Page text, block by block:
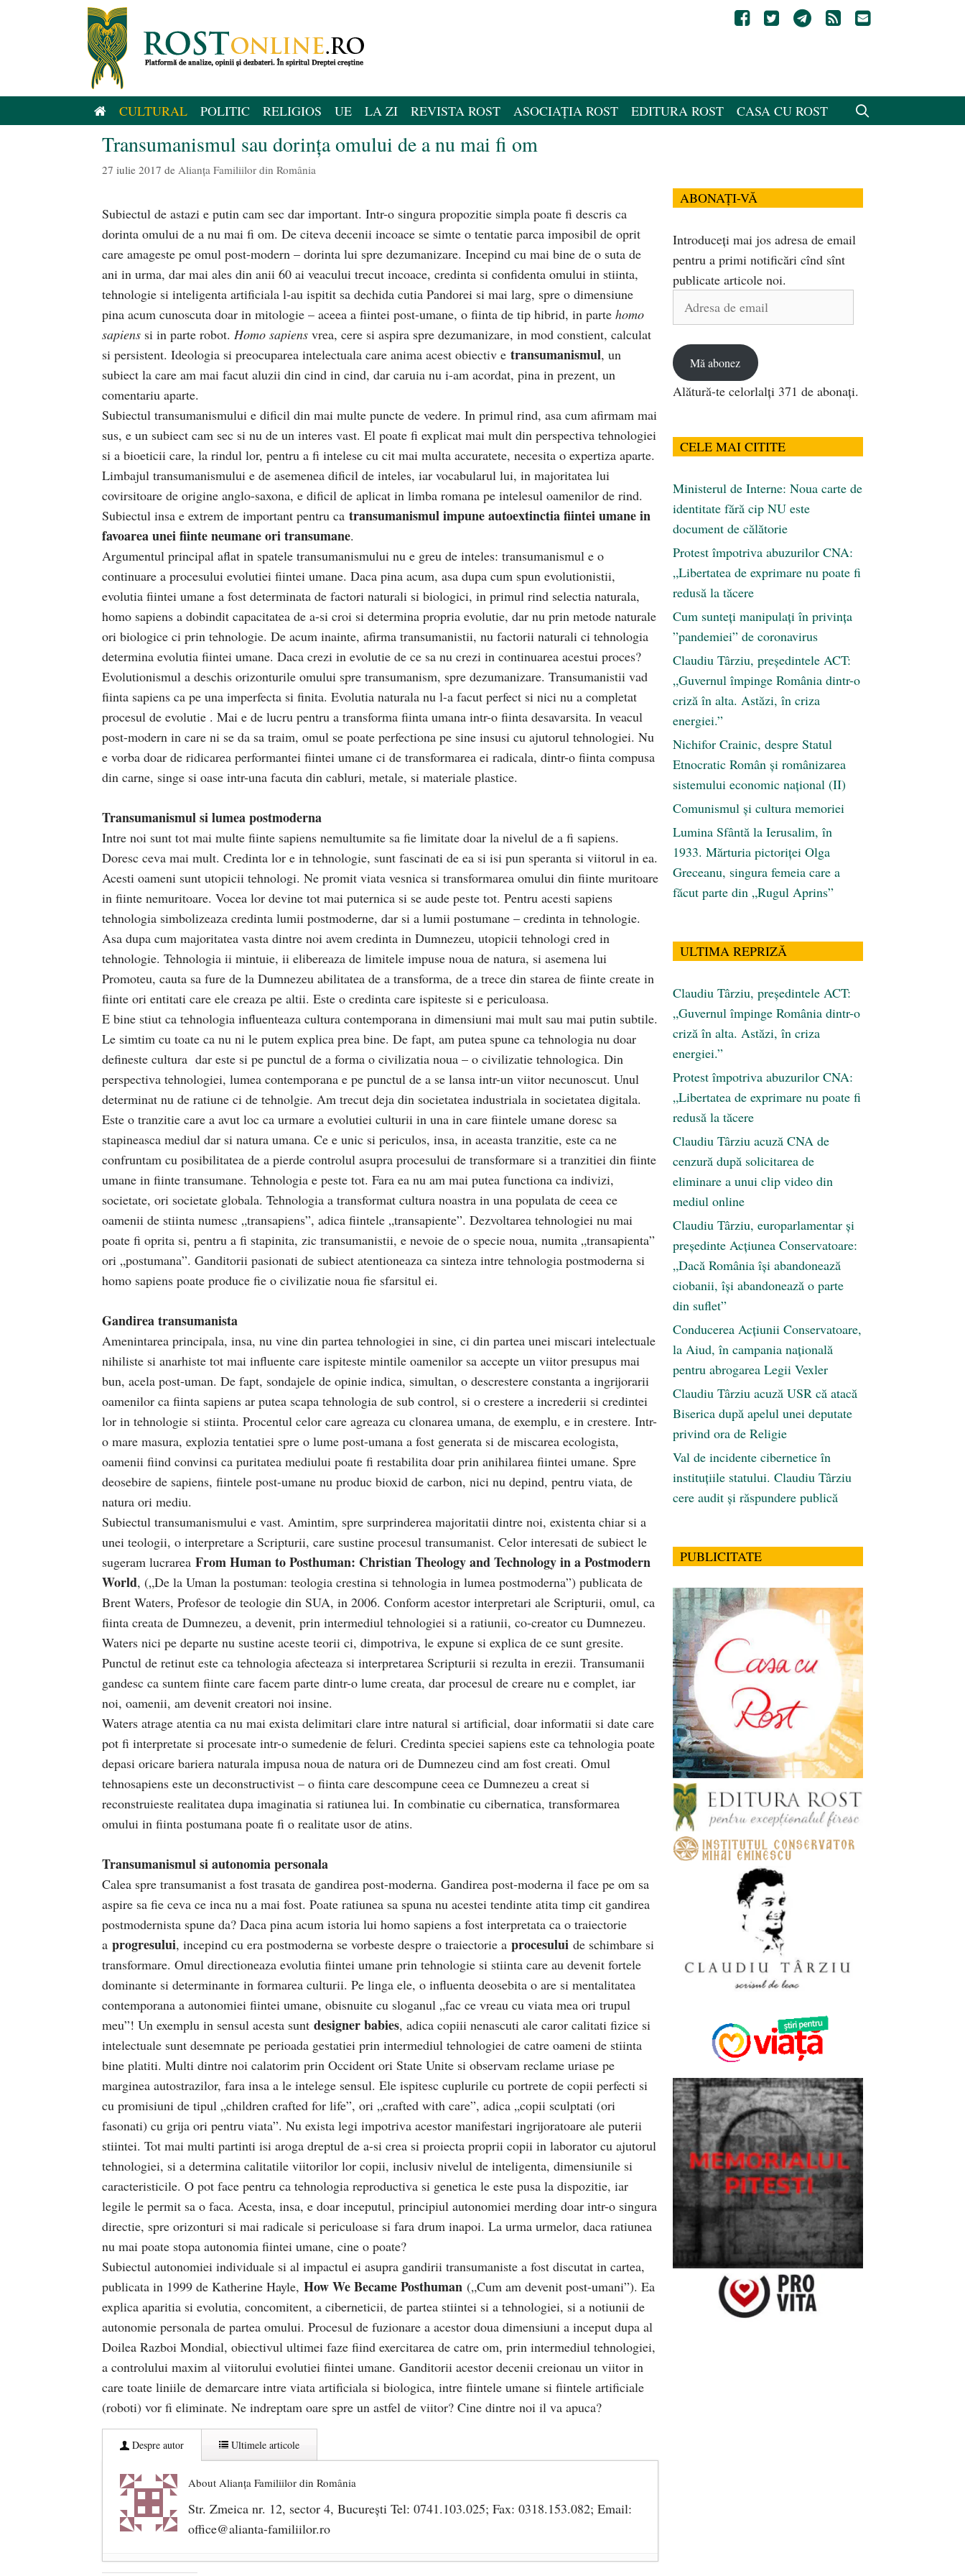
CULTURAL POLITIC RELIGIOS UE LA ZI REVISTA ROST ASOCIAȚIA ROST EDITURA ROST CASA CU ROST
Transumanismul sau dorința omului de a nu mai fi om
27 iulie 2017 de Alianţa Familiilor din România
Subiectul de astazi e putin cam sec dar important. Intr-o singura propozitie simpla poate fi descris ca
dorinta omului de a nu mai fi om. De citeva decenii incoace se simte o tentatie parca imposibil de oprit
care amageste pe omul post-modern – dorinta lui spre dezumanizare. Incepind cu mai bine de o suta de
ani in urma, dar mai ales din anii 60 ai veacului trecut incoace, credinta si confidenta omului in stiinta,
tehnologie si inteligenta artificiala l-au ispitit sa dechida cutia Pandorei si mai larg, spre o dimensiune
pina acum cunoscuta doar in mitologie – aceea a fiintei post-umane, o fiinta de tip hibrid, in parte homo
sapiens si in parte robot. Homo sapiens vrea, cere si aspira spre dezumanizare, in mod constient, calculat
si persistent. Ideologia si preocuparea intelectuala care anima acest obiectiv e transumanismul, un
subiect la care am mai facut aluzii din cind in cind, dar caruia nu i-am acordat, pina in prezent, un
comentariu aparte.
Subiectul transumanismului e dificil din mai multe puncte de vedere. In primul rind, asa cum afirmam mai
sus, e un subiect cam sec si nu de un interes vast. El poate fi explicat mai mult din perspectiva tehnologiei
si a bioeticii care, la rindul lor, pentru a fi intelese cu cit mai multa accuratete, necesita o expertiza aparte.
Limbajul transumanismului e de asemenea dificil de inteles, iar vocabularul lui, in majoritatea lui
covirsitoare de origine anglo-saxona, e dificil de aplicat in limba romana pe intelesul oamenilor de rind.
Subiectul insa e extrem de important pentru ca transumanismul impune autoextinctia fiintei umane in
favoarea unei fiinte neumane ori transumane.
Argumentul principal aflat in spatele transumanismului nu e greu de inteles: transumanismul e o
continuare a procesului evolutiei fiintei umane. Daca pina acum, asa dupa cum spun evolutionistii,
evolutia fiintei umane a fost determinata de factori naturali si biologici, in primul rind selectia naturala,
homo sapiens a dobindit capacitatea de a-si croi si determina propria evolutie, dar nu prin metode naturale
ori biologice ci prin tehnologie. De acum inainte, afirma transumanistii, nu factorii naturali ci tehnologia
determina evolutia fiintei umane. Daca crezi in evolutie de ce sa nu crezi in continuarea acestui proces?
Evolutionismul a deschis orizonturile omului spre transumanism, spre dezumanizare. Transumanistii vad
fiinta sapiens ca pe una imperfecta si finita. Evolutia naturala nu l-a facut perfect si nici nu a completat
procesul de evolutie . Mai e de lucru pentru a transforma fiinta umana intr-o fiinta desavarsita. In veacul
post-modern in care ni se da sa traim, omul se poate perfectiona pe sine insusi cu ajutorul tehnologiei. Nu
e vorba doar de ridicarea performantei fiintei umane ci de transformarea ei radicala, dintr-o fiinta compusa
din carne, singe si oase intr-una facuta din cabluri, metale, si materiale plastice.
Transumanismul si lumea postmoderna
Intre noi sunt tot mai multe fiinte sapiens nemultumite sa fie limitate doar la nivelul de a fi sapiens.
Doresc ceva mai mult. Credinta lor e in tehnologie, sunt fascinati de ea si isi pun speranta si viitorul in ea.
Acesti oameni sunt utopicii tehnologi. Ne promit viata vesnica si transformarea omului din fiinte muritoare
in fiinte nemuritoare. Vocea lor devine tot mai puternica si se aude peste tot. Pentru acesti sapiens
tehnologia simbolizeaza credinta lumii postmoderne, dar si a lumii postumane – credinta in tehnologie.
Asa dupa cum majoritatea vasta dintre noi avem credinta in Dumnezeu, utopicii tehnologi cred in
tehnologie. Tehnologia ii mintuie, ii elibereaza de limitele impuse noua de natura, si asemena lui
Promoteu, cauta sa fure de la Dumnezeu abilitatea de a transforma, de a trece din starea de fiinte create in
fiinte ori entitati care ele creaza pe altii. Este o credinta care ispiteste si e periculoasa.
E bine stiut ca tehnologia influenteaza cultura contemporana in dimensiuni mai mult sau mai putin subtile.
Le simtim cu toate ca nu ni le putem explica prea bine. De fapt, am putea spune ca tehnologia nu doar
defineste cultura dar este si pe punctul de a forma o civilizatia noua – o civilizatie tehnologica. Din
perspectiva tehnologiei, lumea contemporana e pe punctul de a se lansa intr-un viitor necunoscut. Unul
determinat nu de ratiune ci de tehnolgie. Am trecut deja din societatea industriala in societatea digitala.
Este o tranzitie care a avut loc ca urmare a evolutiei culturii in una in care fiintele umane doresc sa
stapineasca mediul dar si natura umana. Ce e unic si periculos, insa, in aceasta tranzitie, este ca ne
confruntam cu posibilitatea de a pierde controlul asupra procesului de transformare si a tranzitiei din fiinte
umane in fiinte transumane. Tehnologia e peste tot. Fara ea nu am mai putea functiona ca indivizi,
societate, ori societate globala. Tehnologia a transformat cultura noastra in una populata de ceea ce
oamenii de stiinta numesc „transapiens”, adica fiintele „transapiente”. Dezvoltarea tehnologiei nu mai
poate fi oprita si, pentru a fi stapinita, zic transumanistii, e nevoie de o specie noua, numita „transapienta”
ori „postumana”. Ganditorii pasionati de subiect atentioneaza ca sinteza intre tehnologia postmoderna si
homo sapiens poate produce fie o civilizatie noua fie sfarsitul ei.
Gandirea transumanista
Amenintarea principala, insa, nu vine din partea tehnologiei in sine, ci din partea unei miscari intelectuale
nihiliste si anarhiste tot mai influente care ispiteste mintile oamenilor sa accepte un viitor presupus mai
bun, acela post-uman. De fapt, sondajele de opinie indica, simultan, o descrestere constanta a ingrijorarii
oamenilor ca fiinta sapiens ar putea scapa tehnologia de sub control, si o crestere a increderii si credintei
lor in tehnologie si stiinta. Procentul celor care agreaza cu clonarea umana, de exemplu, e in crestere. Intr-
o mare masura, explozia tentatiei spre o lume post-umana a fost generata si de miscarea ecologista,
oamenii fiind convinsi ca puritatea mediului poate fi restabilita doar prin anihilarea fiintei umane. Spre
deosebire de sapiens, fiintele post-umane nu produc bioxid de carbon, nici nu depind, pentru viata, de
natura ori mediu.
Subiectul transumanismului e vast. Amintim, spre surprinderea majoritatii dintre noi, existenta chiar si a
unei teologii, o interpretare a Scripturii, care sustine procesul transumanist. Celor interesati de subiect le
sugeram lucrarea From Human to Posthuman: Christian Theology and Technology in a Postmodern
World, („De la Uman la postuman: teologia crestina si tehnologia in lumea postmoderna”) publicata de
Brent Waters, Profesor de teologie din SUA, in 2006. Conform acestor interpretari ale Scripturii, omul, ca
fiinta creata de Dumnezeu, a devenit, prin intermediul tehnologiei si a ratiunii, co-creator cu Dumnezeu.
Waters nici pe departe nu sustine aceste teorii ci, dimpotriva, le expune si explica de ce sunt gresite.
Punctul de retinut este ca tehnologia afecteaza si interpretarea Scripturii si rezulta in erezii. Transumanii
gandesc ca suntem fiinte care facem parte dintr-o lume creata, dar procesul de creare nu e complet, iar
noi, oamenii, am devenit creatori noi insine.
Waters atrage atentia ca nu mai exista delimitari clare intre natural si artificial, doar informatii si date care
pot fi interpretate si procesate intr-o sumedenie de feluri. Credinta speciei sapiens este ca tehnologia poate
depasi oricare bariera naturala impusa noua de natura ori de Dumnezeu cind am fost creati. Omul
tehnosapiens este un deconstructivist – o fiinta care descompune ceea ce Dumnezeu a creat si
reconstruieste realitatea dupa imaginatia si ratiunea lui. In combinatie cu cibernatica, transformarea
omului in fiinta postumana poate fi o realitate usor de atins.
Transumanismul si autonomia personala
Calea spre transumanist a fost trasata de gandirea post-moderna. Gandirea post-moderna il face pe om sa
aspire sa fie ceva ce inca nu a mai fost. Poate ratiunea sa spuna nu acestei tendinte atita timp cit gandirea
postmodernista spune da? Daca pina acum istoria lui homo sapiens a fost interpretata ca o traiectorie
a progresului, incepind cu era postmoderna se vorbeste despre o traiectorie a procesului de schimbare si
transformare. Omul directioneaza evolutia fiintei umane prin tehnologie si stiinta care au devenit fortele
dominante si determinante in formarea culturii. Pe linga ele, o influenta deosebita o are si mentalitatea
contemporana a autonomiei fiintei umane, obisnuite cu sloganul „fac ce vreau cu viata mea ori trupul
meu”! Un exemplu in sensul acesta sunt designer babies, adica copiii nenascuti ale caror calitati fizice si
intelectuale sunt desemnate pe perioada gestatiei prin intermediul tehnologiei de catre oameni de stiinta
bine platiti. Multi dintre noi calatorim prin Occident ori State Unite si observam reclame uriase pe
marginea autostrazilor, fara insa a le intelege sensul. Ele ispitesc cuplurile cu portrete de copii perfecti si
cu promisiuni de tipul „children crafted for life”, ori „crafted with care”, adica „copii sculptati (ori
fasonati) cu grija ori pentru viata”. Nu exista legi impotriva acestor manifestari ingrijoratoare ale puterii
stiintei. Tot mai multi partinti isi aroga dreptul de a-si crea si proiecta proprii copii in laborator cu ajutorul
tehnologiei, si a determina calitatile viitorilor lor copii, inclusiv nivelul de inteligenta, dimensiunile si
caracteristicile. O pot face pentru ca tehnologia reproductiva si genetica le este pusa la dispozitie, iar
legile le permit sa o faca. Acesta, insa, e doar inceputul, principiul autonomiei merding doar intr-o singura
directie, spre orizonturi si mai radicale si periculoase si fara drum inapoi. La urma urmelor, daca ratiunea
nu mai poate stopa autonomia fiintei umane, cine o poate?
Subiectul autonomiei individuale si al impactul ei asupra gandirii transumaniste a fost discutat in cartea,
publicata in 1999 de Katherine Hayle, How We Became Posthuman („Cum am devenit post-umani”). Ea
explica aparitia si evolutia, concomitent, a ciberneticii, de partea stiintei si a tehnologiei, si a notiunii de
autonomie personala de partea omului. Procesul de fuzionare a acestor doua dimensiuni a inceput dupa al
Doilea Razboi Mondial, obiectivul ultimei faze fiind exercitarea de catre om, prin intermediul tehnologiei,
a controlului maxim al viitorului evolutiei fiintei umane. Ganditorii acestor decenii creionau un viitor in
care toate liniile de demarcare intre viata artificiala si biologica, intre fiintele umane si fiintele artificiale
(roboti) vor fi eliminate. Ne indreptam oare spre un astfel de viitor? Cine dintre noi il va apuca?
Despre autor Ultimele articole
About Alianţa Familiilor din România
Str. Zmeica nr. 12, sector 4, București Tel: 0741.103.025; Fax: 0318.153.082; Email:
office@alianta-familiilor.ro
ABONAȚI-VĂ
Introduceți mai jos adresa de email
pentru a primi notificări cînd sînt
publicate articole noi.
Adresa
Mă abonez
Alătură-te celorlalți 371 de abonați.
CELE MAI CITITE
Ministerul de Interne: Noua carte de
identitate fără cip NU este
document de călătorie
Protest împotriva abuzurilor CNA:
„Libertatea de exprimare nu poate fi
redusă la tăcere
Cum sunteți manipulați în privința
”pandemiei” de coronavirus
Claudiu Târziu, președintele ACT:
„Guvernul împinge România dintr-o
criză în alta. Astăzi, în criza
energiei.”
Nichifor Crainic, despre Statul
Etnocratic Român şi românizarea
sistemului economic naţional (II)
Comunismul şi cultura memoriei
Lumina Sfântă la Ierusalim, în
1933. Mărturia pictoriței Olga
Greceanu, singura femeia care a
făcut parte din „Rugul Aprins”
ULTIMA REPRIZĂ
Claudiu Târziu, președintele ACT:
„Guvernul împinge România dintr-o
criză în alta. Astăzi, în criza
energiei.”
Protest împotriva abuzurilor CNA:
„Libertatea de exprimare nu poate fi
redusă la tăcere
Claudiu Târziu acuză CNA de
cenzură după solicitarea de
eliminare a unui clip video din
mediul online
Claudiu Târziu, europarlamentar și
președinte Acțiunea Conservatoare:
„Dacă România își abandonează
ciobanii, își abandonează o parte
din suflet”
Conducerea Acțiunii Conservatoare,
la Aiud, în campania națională
pentru abrogarea Legii Vexler
Claudiu Târziu acuză USR că atacă
Biserica după apelul unei deputate
privind ora de Religie
Val de incidente cibernetice în
instituțiile statului. Claudiu Târziu
cere audit și răspundere publică
PUBLICITATE